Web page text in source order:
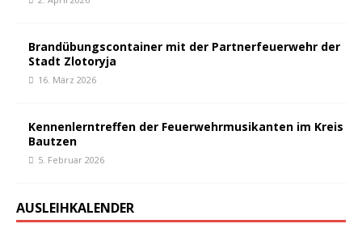
Brandübungscontainer mit der Partnerfeuerwehr der
Stadt Zlotoryja
16. März 2026
Kennenlerntreffen der Feuerwehrmusikanten im Kreis
Bautzen
5. Februar 2026
AUSLEIHKALENDER